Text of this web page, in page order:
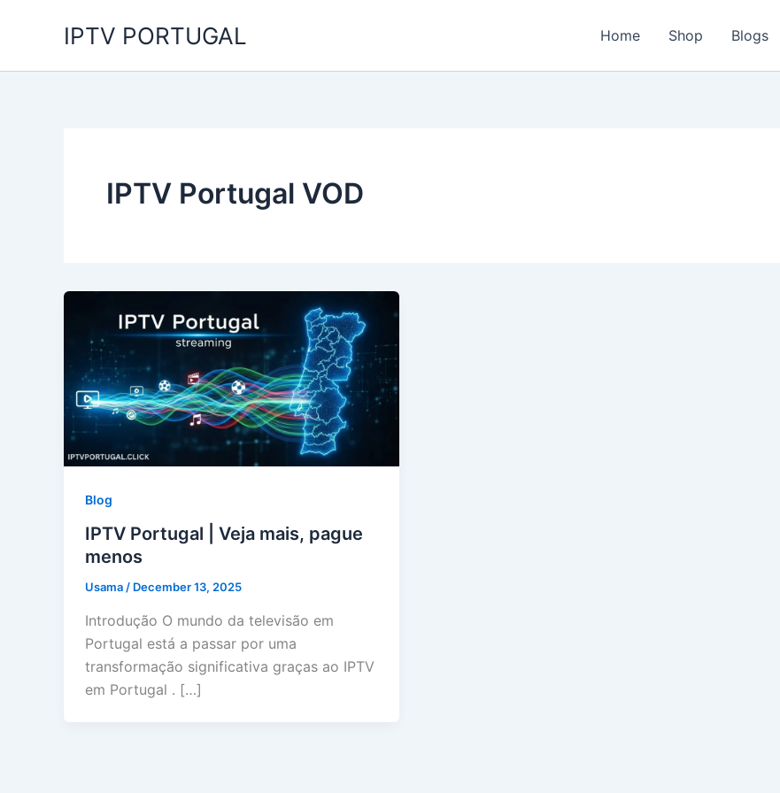
IPTV PORTUGAL Home Shop Blogs
IPTV Portugal VOD
Blog
IPTV Portugal | Veja mais, pague
menos
Usama / December 13, 2025
Introdução O mundo da televisão em
Portugal está a passar por uma
transformação significativa graças ao IPTV
em Portugal . […]